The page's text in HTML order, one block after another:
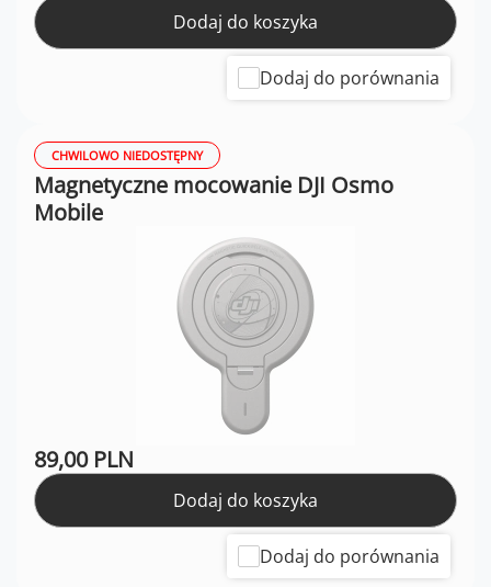
Dodaj do koszyka
Dodaj do porównania
CHWILOWO NIEDOSTĘPNY
Magnetyczne mocowanie DJI Osmo
Mobile
89,00 PLN
Dodaj do koszyka
Dodaj do porównania